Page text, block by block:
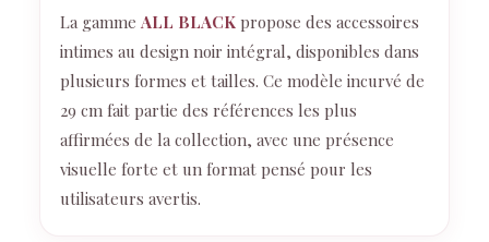
La gamme ALL BLACK propose des accessoires
intimes au design noir intégral, disponibles dans
plusieurs formes et tailles. Ce modèle incurvé de
29 cm fait partie des références les plus
affirmées de la collection, avec une présence
visuelle forte et un format pensé pour les
utilisateurs avertis.